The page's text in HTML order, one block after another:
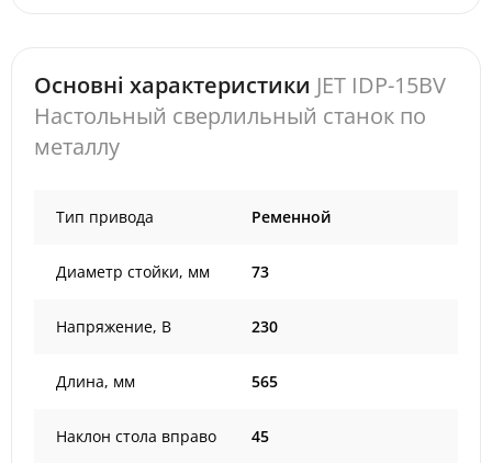
Основні характеристики JET IDP-15BV
Настольный сверлильный станок по
металлу
Тип привода Ременной
Диаметр стойки, мм 73
Напряжение, В 230
Длина, мм 565
Наклон стола вправо 45